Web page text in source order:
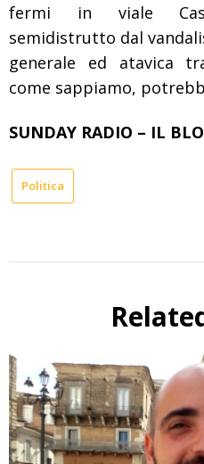
fermi in viale
semidistrutto dal
generale ed atavica
come sappiamo,
SUNDAY RADIO – IL
Politica